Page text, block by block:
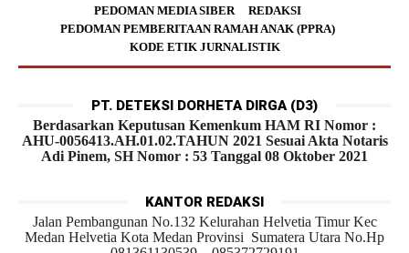
PEDOMAN MEDIA SIBER
REDAKSI
PEDOMAN PEMBERITAAN RAMAH ANAK (PPRA)
KODE ETIK JURNALISTIK
PT. DETEKSI DORHETA DIRGA (D3)
Berdasarkan Keputusan Kemenkum HAM RI Nomor :
AHU-0056413.AH.01.02.TAHUN 2021 Sesuai Akta Notaris
Adi Pinem, SH Nomor : 53 Tanggal 08 Oktober 2021
KANTOR REDAKSI
Jalan Pembangunan No.132 Kelurahan Helvetia Timur Kec
Medan Helvetia Kota Medan Provinsi Sumatera Utara No.Hp